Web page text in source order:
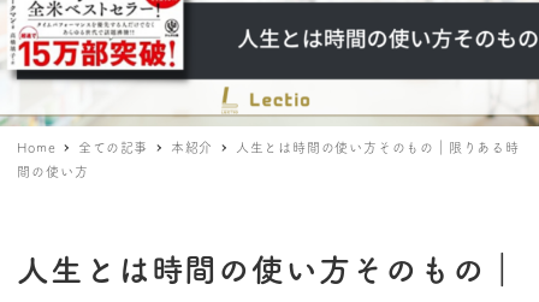
Home 全ての記事 本紹介
人生とは時間の使い方そのもの｜限りある時
間の使い方
人生とは時間の使い方そのもの｜